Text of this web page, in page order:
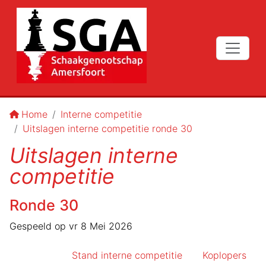
Home
Interne competitie
Uitslagen interne competitie ronde 30
Uitslagen interne
competitie
Ronde 30
Gespeeld op vr 8 Mei 2026
Stand interne competitie Koplopers